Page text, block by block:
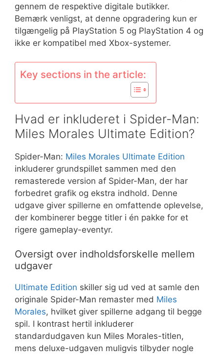
gennem de respektive digitale butikker.
Bemærk venligst, at denne opgradering kun er
tilgængelig på PlayStation 5 og PlayStation 4 og
ikke er kompatibel med Xbox-systemer.
Key sections in the article:
Hvad er inkluderet i Spider-Man:
Miles Morales Ultimate Edition?
Spider-Man: Miles Morales Ultimate Edition
inkluderer grundspillet sammen med den
remasterede version af Spider-Man, der har
forbedret grafik og ekstra indhold. Denne
udgave giver spillerne en omfattende oplevelse,
der kombinerer begge titler i én pakke for et
rigere gameplay-eventyr.
Oversigt over indholdsforskelle mellem
udgaver
Ultimate Edition skiller sig ud ved at samle den
originale Spider-Man remaster med Miles
Morales, hvilket giver spillerne adgang til begge
spil. I kontrast hertil inkluderer
standardudgaven kun Miles Morales-titlen,
mens deluxe-udgaven muligvis tilbyder nogle